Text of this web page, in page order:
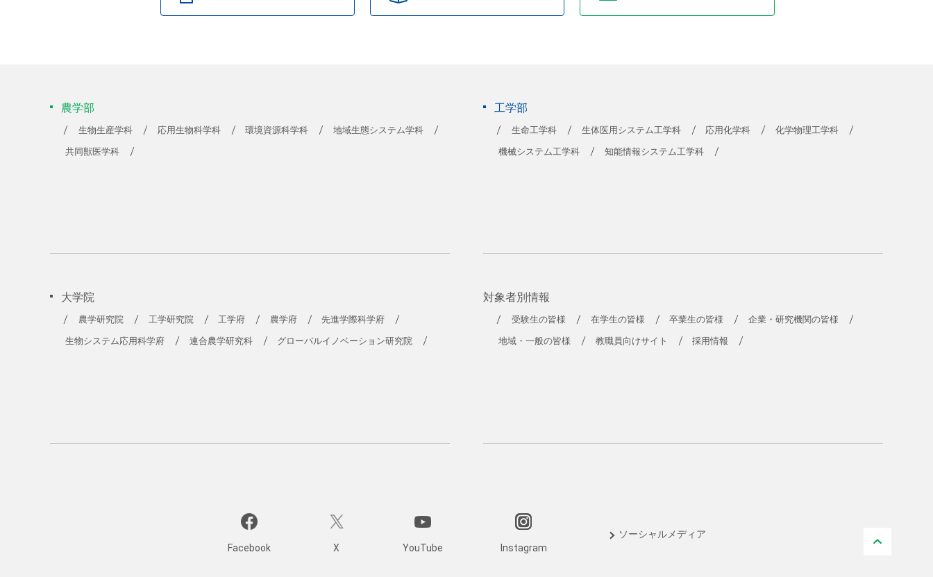
農学部
生物生産学科 応用生物科学科 環境資源科学科 地域生態システム学科
共同獣医学科
工学部
生命工学科 生体医用システム工学科 応用化学科 化学物理工学科
機械システム工学科 知能情報システム工学科
大学院
農学研究院 工学研究院 工学府 農学府 先進学際科学府
生物システム応用科学府 連合農学研究科 グローバルイノベーション研究院
対象者別情報
受験生の皆様 在学生の皆様 卒業生の皆様 企業・研究機関の皆様
地域・一般の皆様 教職員向けサイト 採用情報
Facebook
X YouTube Instagram
ソーシャルメディア